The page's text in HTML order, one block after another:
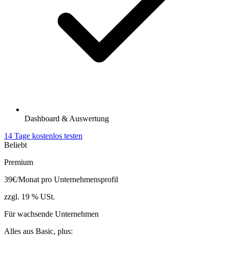
Dashboard & Auswertung
14 Tage kostenlos testen
Beliebt
Premium
39€/Monat pro Unternehmensprofil
zzgl. 19 % USt.
Für wachsende Unternehmen
Alles aus Basic, plus: